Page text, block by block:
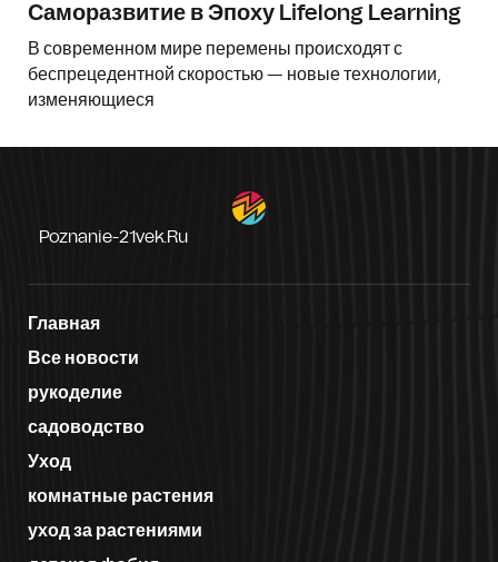
Саморазвитие в Эпоху Lifelong Learning
В современном мире перемены происходят с
беспрецедентной скоростью — новые технологии,
изменяющиеся
Poznanie-21vek.ru
Главная
Все новости
рукоделие
садоводство
Уход
комнатные растения
уход за растениями